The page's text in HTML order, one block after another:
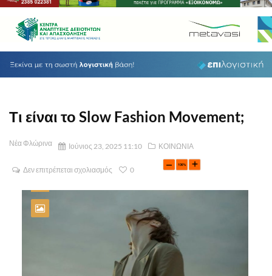
Τι είναι το Slow Fashion Movement;
Νέα Φλώρινα Ιούνιος 23, 2025 11:10 ΚΟΙΝΩΝΙΑ
Δεν επιτρέπεται σχολιασμός 0